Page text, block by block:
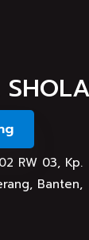
RW 03, Kp.
Banten,